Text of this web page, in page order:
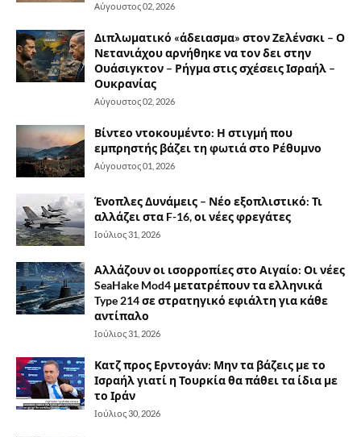
Αύγουστος 02, 2026
Διπλωματικό «άδειασμα» στον Ζελένσκι – Ο
Νετανιάχου αρνήθηκε να τον δει στην
Ουάσιγκτον – Ρήγμα στις σχέσεις Ισραήλ –
Ουκρανίας
Αύγουστος 02, 2026
Βίντεο ντοκουμέντο: Η στιγμή που
εμπρηστής βάζει τη φωτιά στο Ρέθυμνο
Αύγουστος 01, 2026
Ένοπλες Δυνάμεις – Νέο εξοπλιστικό: Τι
αλλάζει στα F-16, οι νέες φρεγάτες
Ιούλιος 31, 2026
Αλλάζουν οι ισορροπίες στο Αιγαίο: Οι νέες
SeaHake Mod4 μετατρέπουν τα ελληνικά
Type 214 σε στρατηγικό εφιάλτη για κάθε
αντίπαλο
Ιούλιος 31, 2026
Κατζ προς Ερντογάν: Μην τα βάζεις με το
Ισραήλ γιατί η Τουρκία θα πάθει τα ίδια με
το Ιράν
Ιούλιος 30, 2026